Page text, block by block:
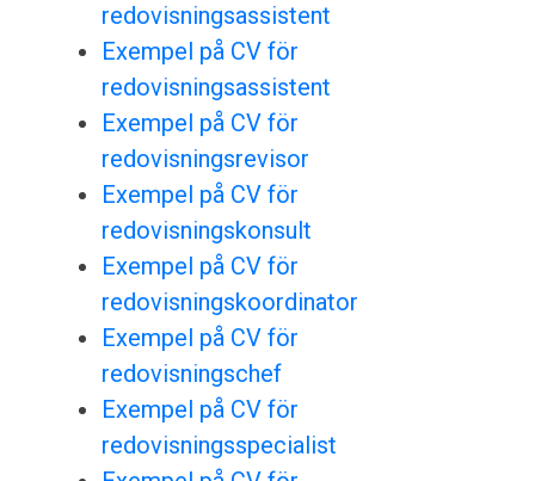
redovisningsassistent
Exempel på CV för
redovisningsassistent
Exempel på CV för
redovisningsrevisor
Exempel på CV för
redovisningskonsult
Exempel på CV för
redovisningskoordinator
Exempel på CV för
redovisningschef
Exempel på CV för
redovisningsspecialist